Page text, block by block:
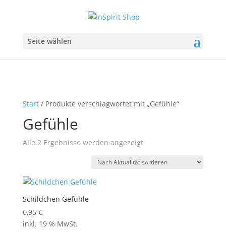
Seite wählen
Start/ Produkte verschlagwortet mit „Gefühle“
Gefühle
Alle 2 Ergebnisse werden angezeigtNach
sortiert
Schildchen Gefühle
6,95 €
inkl. 19 % MwSt.